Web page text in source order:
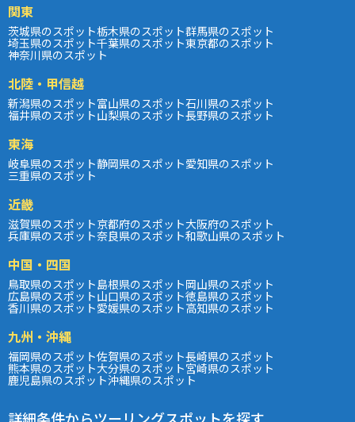
関東
茨城県のスポット栃木県のスポット群馬県のスポット
埼玉県のスポット千葉県のスポット東京都のスポット
神奈川県のスポット
北陸・甲信越
新潟県のスポット富山県のスポット石川県のスポット
福井県のスポット山梨県のスポット長野県のスポット
東海
岐阜県のスポット静岡県のスポット愛知県のスポット
三重県のスポット
近畿
滋賀県のスポット京都府のスポット大阪府のスポット
兵庫県のスポット奈良県のスポット和歌山県のスポット
中国・四国
鳥取県のスポット島根県のスポット岡山県のスポット
広島県のスポット山口県のスポット徳島県のスポット
香川県のスポット愛媛県のスポット高知県のスポット
九州・沖縄
福岡県のスポット佐賀県のスポット長崎県のスポット
熊本県のスポット大分県のスポット宮崎県のスポット
鹿児島県のスポット沖縄県のスポット
詳細条件からツーリングスポットを探す